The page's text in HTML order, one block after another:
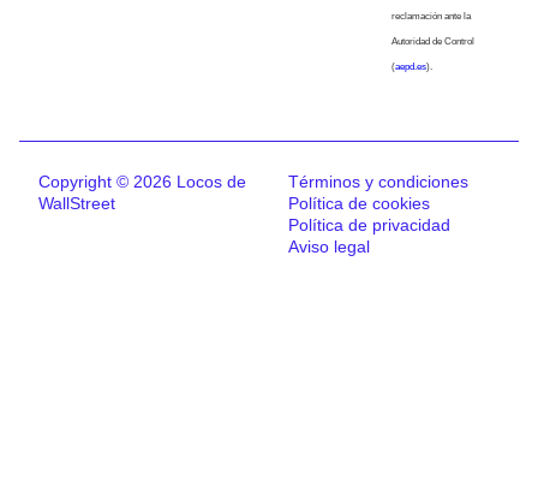
reclamación ante la
Autoridad de Control
(aepd.es).
Copyright © 2026 Locos de
WallStreet
Términos y condiciones
Política de cookies
Política de privacidad
Aviso legal